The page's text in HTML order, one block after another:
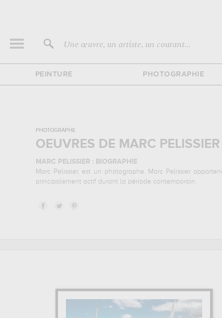
Une œuvre, un artiste, un courant...
PEINTURE PHOTOGRAPHIE
PHOTOGRAPHE
OEUVRES DE MARC
MARC PELISSIER : BIOGRAPHIE
Marc Pelissier, est un photographe. Marc Pelissier
principalement actif durant la période contemporain.
MARC PELISSIER : SES PRINCIPALES OEUVRES